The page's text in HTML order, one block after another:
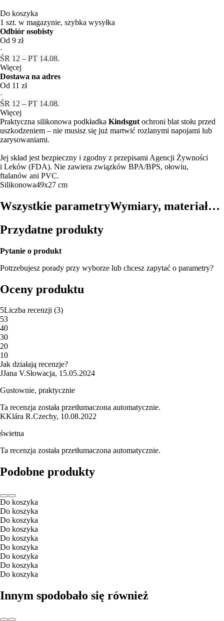
Do koszyka
1 szt. w magazynie, szybka wysyłka
Odbiór osobisty
Od 9 zł
·
ŚR 12 – PT 14.08.
Więcej
Dostawa na adres
Od 11 zł
·
ŚR 12 – PT 14.08.
Więcej
Praktyczna silikonowa podkładka Kindsgut ochroni blat stołu przed
uszkodzeniem – nie musisz się już martwić rozlanymi napojami lub
zarysowaniami.
Jej skład jest bezpieczny i zgodny z przepisami Agencji Żywności
i Leków (FDA). Nie zawiera związków BPA/BPS, ołowiu,
ftalanów ani PVC.
Silikonowa49x27 cm
Wszystkie parametryWymiary, materiał…
Przydatne produkty
Pytanie o produkt
Potrzebujesz porady przy wyborze lub chcesz zapytać o parametry?
Oceny produktu
5Liczba recenzji (3)
53
40
30
20
10
Jak działają recenzje?
JJana V.Słowacja, 15.05.2024
Gustownie, praktycznie
Ta recenzja została przetłumaczona automatycznie.
KKlára R.Czechy, 10.08.2022
świetna
Ta recenzja została przetłumaczona automatycznie.
Podobne produkty
Do koszyka
Do koszyka
Do koszyka
Do koszyka
Do koszyka
Do koszyka
Do koszyka
Do koszyka
Do koszyka
Innym spodobało się również